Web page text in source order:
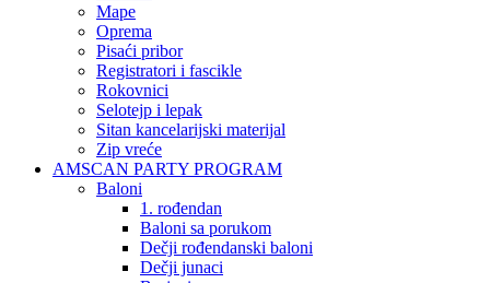
Mape
Oprema
Pisaći pribor
Registratori i fascikle
Rokovnici
Selotejp i lepak
Sitan kancelarijski materijal
Zip vreće
AMSCAN PARTY PROGRAM
Baloni
1. rođendan
Baloni sa porukom
Dečji rođendanski baloni
Dečji junaci